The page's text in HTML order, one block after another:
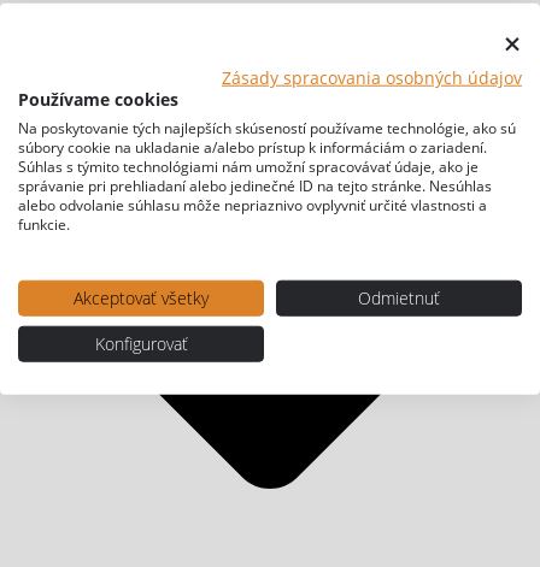
Zásady spracovania osobných údajov
Používame cookies
Na poskytovanie tých najlepších skúseností používame technológie, ako sú
súbory cookie na ukladanie a/alebo prístup k informáciám o zariadení.
Súhlas s týmito technológiami nám umožní spracovávať údaje, ako je
správanie pri prehliadaní alebo jedinečné ID na tejto stránke. Nesúhlas
alebo odvolanie súhlasu môže nepriaznivo ovplyvniť určité vlastnosti a
funkcie.
Akceptovať všetky
Odmietnuť
Konfigurovať